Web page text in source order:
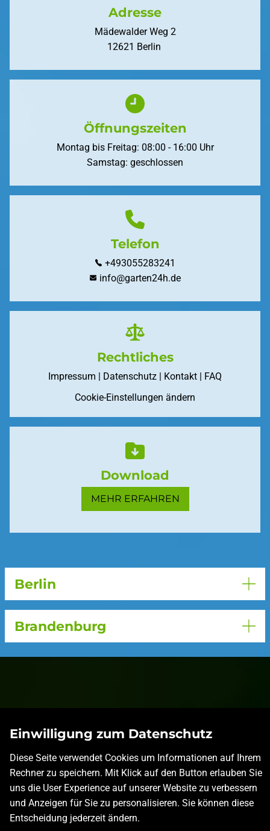
Adresse
Mädewalder Weg 2
12621 Berlin
Öffnungszeiten
Montag bis Freitag: 08:00 - 16:00 Uhr
Samstag: geschlossen
Telefon
+493055283241
info@garten24h.de
Rechtliches
Impressum | Datenschutz | Kontakt | FAQ
Cookie-Einstellungen ändern
Download
MEHR ERFAHREN
Einwilligung zum Datenschutz
Diese Seite verwendet Cookies um Informationen auf Ihrem
Rechner zu speichern. Mit Klick auf den Button erlauben Sie
uns die User Experience auf unserer Website zu verbessern
und Anzeigen für Sie zu personalisieren. Sie können diese
Entscheidung jederzeit ändern.
Berlin
Brandenburg